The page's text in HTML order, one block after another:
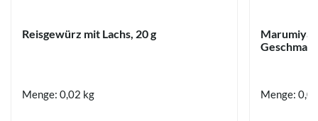
Reisgewürz mit Lachs, 20 g
Menge: 0,02 kg
Marumiya
Menge: